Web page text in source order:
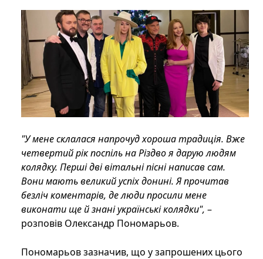
"У мене склалася напрочуд хороша традиція. Вже
четвертий рік поспіль на Різдво я дарую людям
колядку. Перші дві вітальні пісні написав сам.
Вони мають великий успіх донині. Я прочитав
безліч коментарів, де люди просили мене
виконати ще й знані українські колядки", –
розповів Олександр Пономарьов.
Пономарьов зазначив, що у запрошених цього